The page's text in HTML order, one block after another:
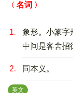
名词
1.
象形。小篆字
中间是客舍招
2. 同本义。
英文 ：